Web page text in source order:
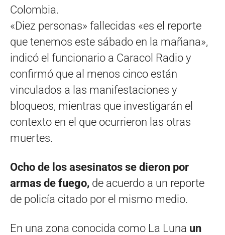
Colombia.
«Diez personas» fallecidas «es el reporte
que tenemos este sábado en la mañana»,
indicó el funcionario a Caracol Radio y
confirmó que al menos cinco están
vinculados a las manifestaciones y
bloqueos, mientras que investigarán el
contexto en el que ocurrieron las otras
muertes.
Ocho de los asesinatos se dieron por
armas de fuego, de acuerdo a un reporte
de policía citado por el mismo medio.
En una zona conocida como La Luna un